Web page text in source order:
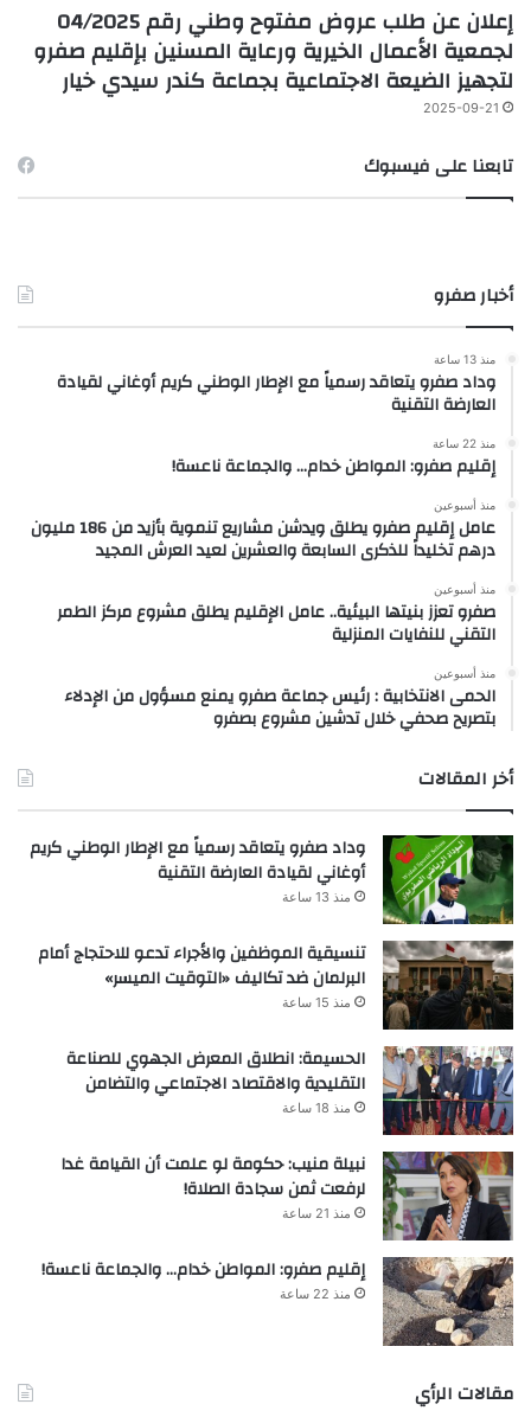
إعلان عن طلب عروض مفتوح وطني رقم 04/2025
لجمعية الأعمال الخيرية ورعاية المسنين بإقليم صفرو
لتجهيز الضيعة الاجتماعية بجماعة كندر سيدي خيار
2025-09-21
تابعنا على فيسبوك
أخبار صفرو
منذ 13 ساعة
وداد صفرو يتعاقد رسمياً مع الإطار الوطني كريم أوغاني لقيادة
العارضة التقنية
منذ 22 ساعة
إقليم صفرو: المواطن خدام… والجماعة ناعسة!
منذ أسبوعين
عامل إقليم صفرو يطلق ويدشن مشاريع تنموية بأزيد من 186 مليون
درهم تخليداً للذكرى السابعة والعشرين لعيد العرش المجيد
منذ أسبوعين
صفرو تعزز بنيتها البيئية.. عامل الإقليم يطلق مشروع مركز الطمر
التقني للنفايات المنزلية
منذ أسبوعين
الحمى الانتخابية : رئيس جماعة صفرو يمنع مسؤول من الإدلاء
بتصريح صحفي خلال تدشين مشروع بصفرو
أخر المقالات
وداد صفرو يتعاقد رسمياً مع الإطار الوطني كريم
أوغاني لقيادة العارضة التقنية
منذ 13 ساعة
تنسيقية الموظفين والأجراء تدعو للاحتجاج أمام
البرلمان ضد تكاليف «التوقيت الميسر»
منذ 15 ساعة
الحسيمة: انطلاق المعرض الجهوي للصناعة
التقليدية والاقتصاد الاجتماعي والتضامن
منذ 18 ساعة
نبيلة منيب: حكومة لو علمت أن القيامة غدا
لرفعت ثمن سجادة الصلاة!
منذ 21 ساعة
إقليم صفرو: المواطن خدام… والجماعة ناعسة!
منذ 22 ساعة
مقالات الرأي